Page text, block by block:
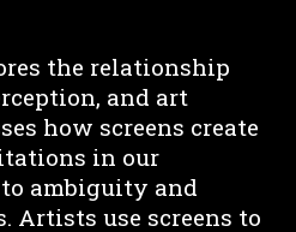
the relationship
and art
how screens create
in our
ambiguity and
Artists use screens to